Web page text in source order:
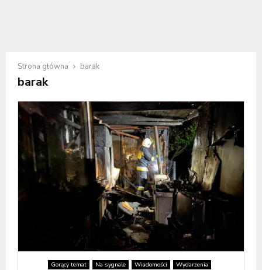
Strona główna barak
barak
Gorący temat Na sygnale Wiadomości Wydarzenia